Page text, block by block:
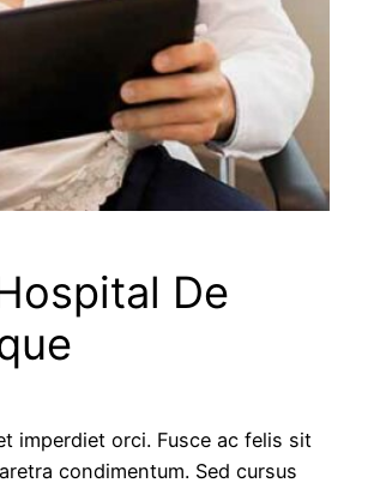
De
imperdiet orci. Fusce ac felis sit
condimentum. Sed cursus